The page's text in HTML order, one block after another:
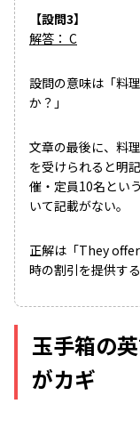
【設問3】
解答： C
設問の意味は「料
か？」
文章の最後に、料
を受けられると明
催・定員10名とい
いて記載がない。
正解は「They
時の割引を提供する
玉手箱の
がカギ